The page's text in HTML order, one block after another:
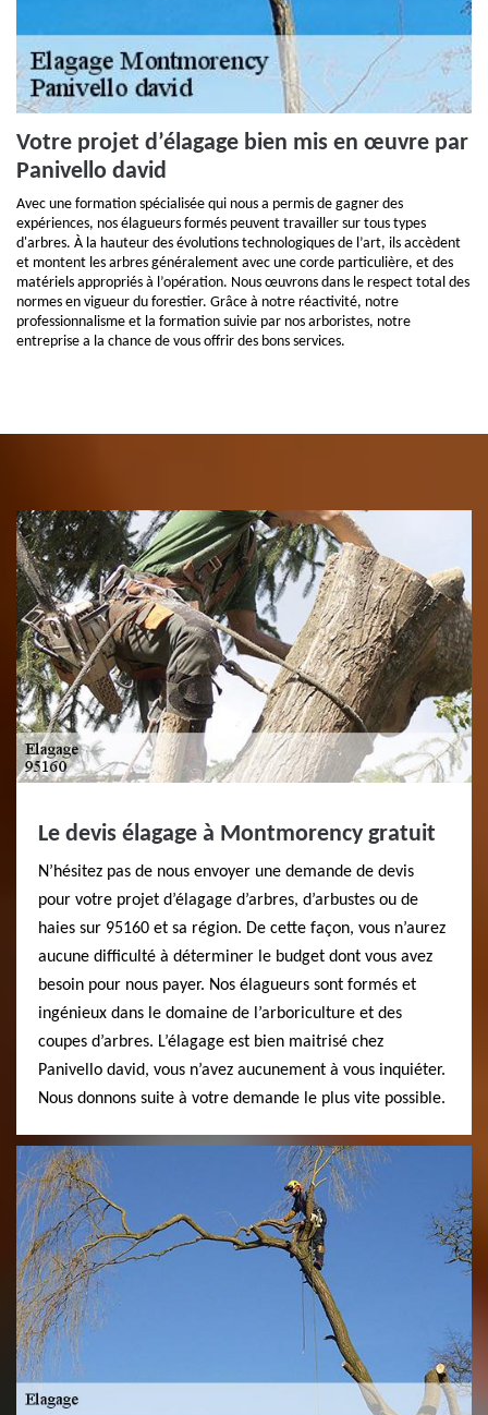
Votre projet d’élagage bien mis en œuvre par
Panivello david
Avec une formation spécialisée qui nous a permis de gagner des
expériences, nos élagueurs formés peuvent travailler sur tous types
d'arbres. À la hauteur des évolutions technologiques de l’art, ils accèdent
et montent les arbres généralement avec une corde particulière, et des
matériels appropriés à l’opération. Nous œuvrons dans le respect total des
normes en vigueur du forestier. Grâce à notre réactivité, notre
professionnalisme et la formation suivie par nos arboristes, notre
entreprise a la chance de vous offrir des bons services.
Le devis élagage à Montmorency gratuit
N’hésitez pas de nous envoyer une demande de devis
pour votre projet d’élagage d’arbres, d’arbustes ou de
haies sur 95160 et sa région. De cette façon, vous n’aurez
aucune difficulté à déterminer le budget dont vous avez
besoin pour nous payer. Nos élagueurs sont formés et
ingénieux dans le domaine de l’arboriculture et des
coupes d’arbres. L’élagage est bien maitrisé chez
Panivello david, vous n’avez aucunement à vous inquiéter.
Nous donnons suite à votre demande le plus vite possible.